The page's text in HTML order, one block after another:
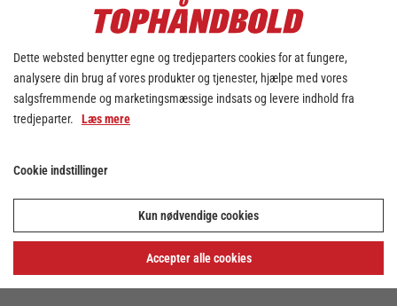
Dette websted benytter egne og tredjeparters cookies for at fungere,
analysere din brug af vores produkter og tjenester, hjælpe med vores
salgsfremmende og marketingsmæssige indsats og levere indhold fra
tredjeparter. Læs mere
Cookie indstillinger
Kun nødvendige cookies
Accepter alle cookies